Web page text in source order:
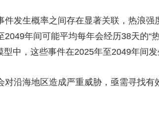
名单
生概率之间存在显著关联，热浪强
年间可能平均每年会经历38天的“
中，这些事件在2025年至2049年间发
海地区造成严重威胁，亟需寻找有